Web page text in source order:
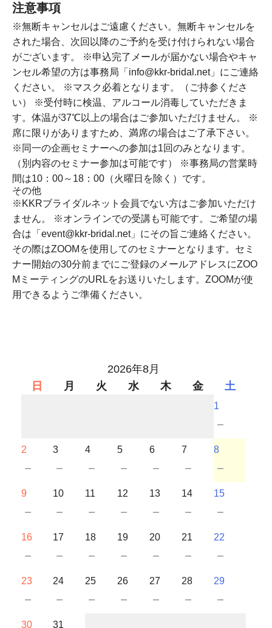
注意事項
※無断キャンセルはご遠慮ください。無断キャンセルを
された場合、次回以降のご予約を受け付けられない場合
がございます。 ※申込完了メールが届かない場合やキャ
ンセル希望の方は事務局「info@kkr-bridal.net」にご連絡
ください。 ※マスク必着となります。（ご持参くださ
い） ※受付時に検温、アルコール消毒していただきま
す。体温が37℃以上の場合はご参加いただけません。 ※
席に限りがありますため、満席の場合はご了承下さい。
※同一の企画セミナーへの参加は1回のみとなります。
（別内容のセミナー参加は可能です） ※事務局の営業時
間は10：00～18：00（火曜日を除く）です。
その他
※KKRブライダルネット会員でない方はご参加いただけ
ません。 ※オンラインでの受講も可能です。ご希望の場
合は「event@kkr-bridal.net」にその旨ご連絡ください。
その際はZOOMを使用してのセミナーとなります。セミ
ナー開始の30分前までにご登録のメールアドレスにZOO
MミーティングのURLをお送りいたします。ZOOMが使
用できるようご準備ください。
2026年8月
日
月 火 水 木 金 土
1
－
2
－
3
－
4
－
5
－
6
－
7
－
8
－
9
－
10
－
11
－
12
－
13
－
14
－
15
－
16
－
17
－
18
－
19
－
20
－
21
－
22
－
23
－
24
－
25
－
26
－
27
－
28
－
29
－
30 31